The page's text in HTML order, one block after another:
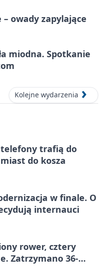
– owady zapylające
miodna. Spotkanie
Kolejne wydarzenia
trafią do
do kosza
w finale. O
internauci
rower, cztery
Zatrzymano 36-